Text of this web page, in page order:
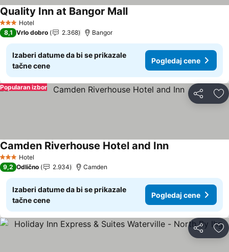
3 Zvezdice
Hotel
Quality Inn at Bangor Mall
8,1 Vrlo dobro 2.368 Bangor
Izaberi datume da bi se prikazale
tačne cene
Pogledaj cene
Deli
Popularan izbor
3 Zvezdice
Hotel
Camden Riverhouse Hotel and Inn
9,2 Odlično 2.934 Camden
Izaberi datume da bi se prikazale
tačne cene
Pogledaj cene
Deli